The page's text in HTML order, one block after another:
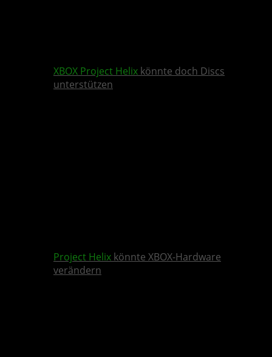
XBOX Project Helix könnte doch Discs
unterstützen
Project Helix könnte XBOX-Hardware
verändern